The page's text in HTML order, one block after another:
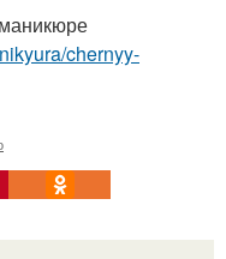
chernyy-